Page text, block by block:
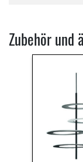
Zubehör und